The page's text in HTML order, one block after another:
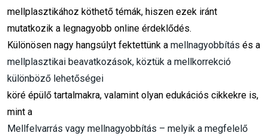
marketing tervezés 2026
kisvállalati marketing
újévi marketing tervezés
két ünnep közötti időszak
mellplasztikához köthető témák, hiszen ezek iránt
mutatkozik a legnagyobb online érdeklődés.
Különösen nagy hangsúlyt fektettünk a mellnagyobbítás és a
mellplasztikai beavatkozások, köztük a mellkorrekció
különböző lehetőségei
köré épülő tartalmakra, valamint olyan edukációs cikkekre is,
mint a
Mellfelvarrás vagy mellnagyobbítás – melyik a megfelelő